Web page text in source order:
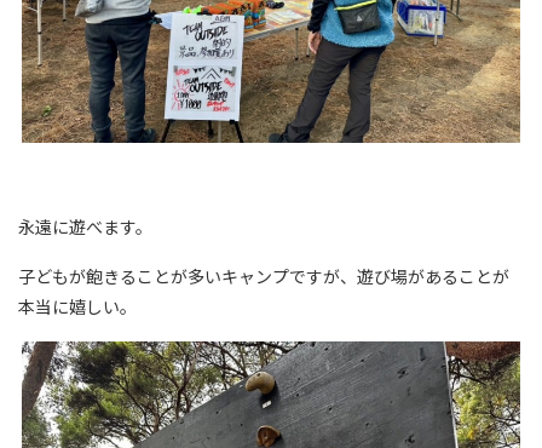
永遠に遊べます。
子どもが飽きることが多いキャンプですが、遊び場があることが
本当に嬉しい。